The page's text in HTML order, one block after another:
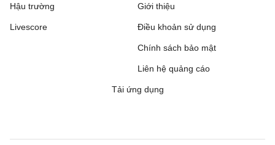
Hậu trường
Livescore
Giới thiệu
Điều khoản sử dụng
Chính sách bảo mật
Liên hệ quảng cáo
Tải ứng dụng